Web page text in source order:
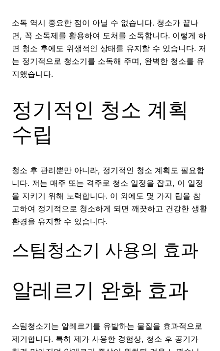
소독 역시 중요한 점이 아닐 수 없습니다. 청소가 끝나
면, 꼭 소독제를 활용하여 도처를 소독합니다. 이렇게 하
면 청소 후에도 위생적인 상태를 유지할 수 있습니다. 저
는 정기적으로 청소기를 소독해 주며, 완벽한 청소를 유
지했습니다.
정기적인 청소 계획
수립
청소 후 관리뿐만 아니라, 정기적인 청소 계획도 필요합
니다. 저는 매주 또는 격주로 청소 일정을 잡고, 이 일정
을 지키기 위해 노력합니다. 이 외에도 몇 가지 팁을 참
고하여 정기적으로 청소하게 되면 깨끗하고 건강한 생활
환경을 유지할 수 있습니다.
스팀청소기 사용의 효과
알레르기 완화 효과
스팀청소기는 알레르기를 유발하는 물질을 효과적으로
제거합니다. 특히 제가 사용한 경험상, 청소 후 공기가